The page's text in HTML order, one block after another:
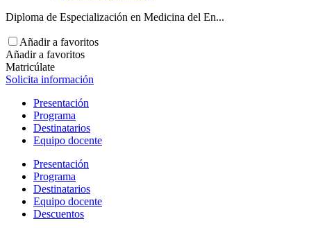
Diploma de Especialización en Medicina del En...
Añadir a favoritos
Añadir a favoritos
Matricúlate
Solicita información
Presentación
Programa
Destinatarios
Equipo docente
Presentación
Programa
Destinatarios
Equipo docente
Descuentos